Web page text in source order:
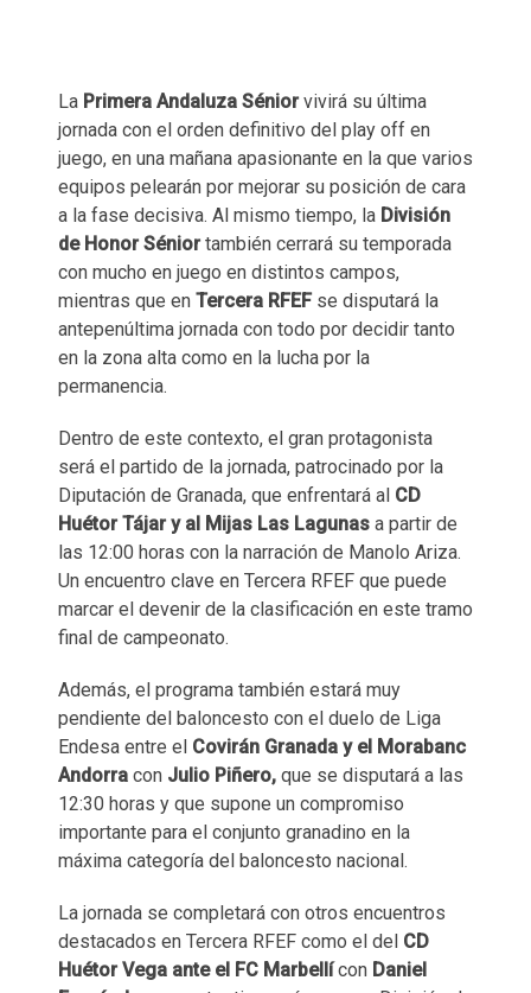
La Primera Andaluza Séniorvivirá su última
jornada con el orden definitivo del play off en
juego, en una mañana apasionante en la que varios
equipos pelearán por mejorar su posición de cara
a la fase decisiva. Al mismo tiempo, la División
de Honor Séniortambién cerrará su temporada
con mucho en juego en distintos campos,
mientras que en Tercera RFEF se disputará la
antepenúltima jornada con todo por decidir tanto
en la zona alta como en la lucha por la
permanencia.
Dentro de este contexto, el gran protagonista
será el partido de la jornada, patrocinado por la
Diputación de Granada, que enfrentará al CD
Huétor Tájar y al Mijas Las Lagunas a partir de
las 12:00 horas con la narración de Manolo Ariza.
Un encuentro clave en Tercera RFEF que puede
marcar el devenir de la clasificación en este tramo
final de campeonato.
Además, el programa también estará muy
pendiente del baloncesto con el duelo de Liga
Endesa entre el Covirán Granada y el Morabanc
Andorra con Julio Piñero, que se disputará a las
12:30 horas y que supone un compromiso
importante para el conjunto granadino en la
máxima categoría del baloncesto nacional.
La jornada se completará con otros encuentros
destacados en Tercera RFEF como el del CD
Huétor Vega ante el FC Marbellícon Daniel